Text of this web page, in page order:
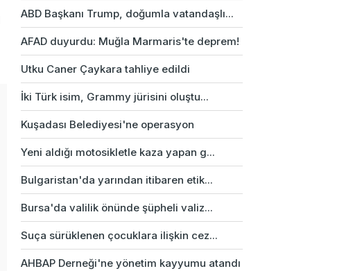
ABD Başkanı Trump, doğumla vatandaşlı...
AFAD duyurdu: Muğla Marmaris'te deprem!
Utku Caner Çaykara tahliye edildi
İki Türk isim, Grammy jürisini oluştu...
Kuşadası Belediyesi'ne operasyon
Yeni aldığı motosikletle kaza yapan g...
Bulgaristan'da yarından itibaren etik...
Bursa'da valilik önünde şüpheli valiz...
Suça sürüklenen çocuklara ilişkin cez...
AHBAP Derneği'ne yönetim kayyumu atandı